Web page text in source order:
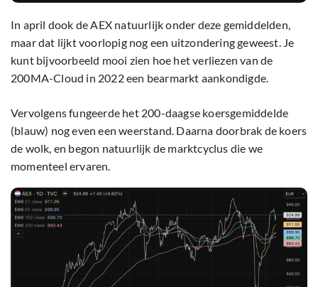
In april dook de AEX natuurlijk onder deze gemiddelden,
maar dat lijkt voorlopig nog een uitzondering geweest. Je
kunt bijvoorbeeld mooi zien hoe het verliezen van de
200MA-Cloud in 2022 een bearmarkt aankondigde.
Vervolgens fungeerde het 200-daagse koersgemiddelde
(blauw) nog even een weerstand. Daarna doorbrak de koers
de wolk, en begon natuurlijk de marktcyclus die we
momenteel ervaren.